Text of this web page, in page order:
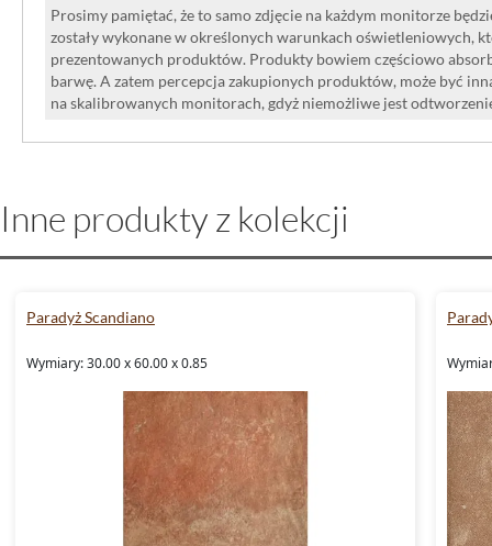
Prosimy pamiętać, że to samo zdjęcie na każdym monitorze
zostały wykonane w określonych warunkach oświetleniowych,
prezentowanych produktów. Produkty bowiem częściowo
barwę. A zatem percepcja zakupionych produktów, może być
na skalibrowanych monitorach, gdyż niemożliwe jest
Inne produkty z kolekcji
Paradyż Scandiano
Wymiary: 30.00 x 60.00 x 0.85